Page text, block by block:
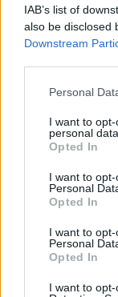
IAB’s list of
also be disclosed
Downstream
Please note that
not limited to
grant or deny
use your data for
consent section.
Personal
I want to
personal data.
Opted In
I want to
Personal
Opted In
I want to
Personal
Opted In
I want to opt-
3.250.000
2.500.000
nazionale del
La patente a
un importante
cantieri edili. Dal
autonomi
le condizioni di